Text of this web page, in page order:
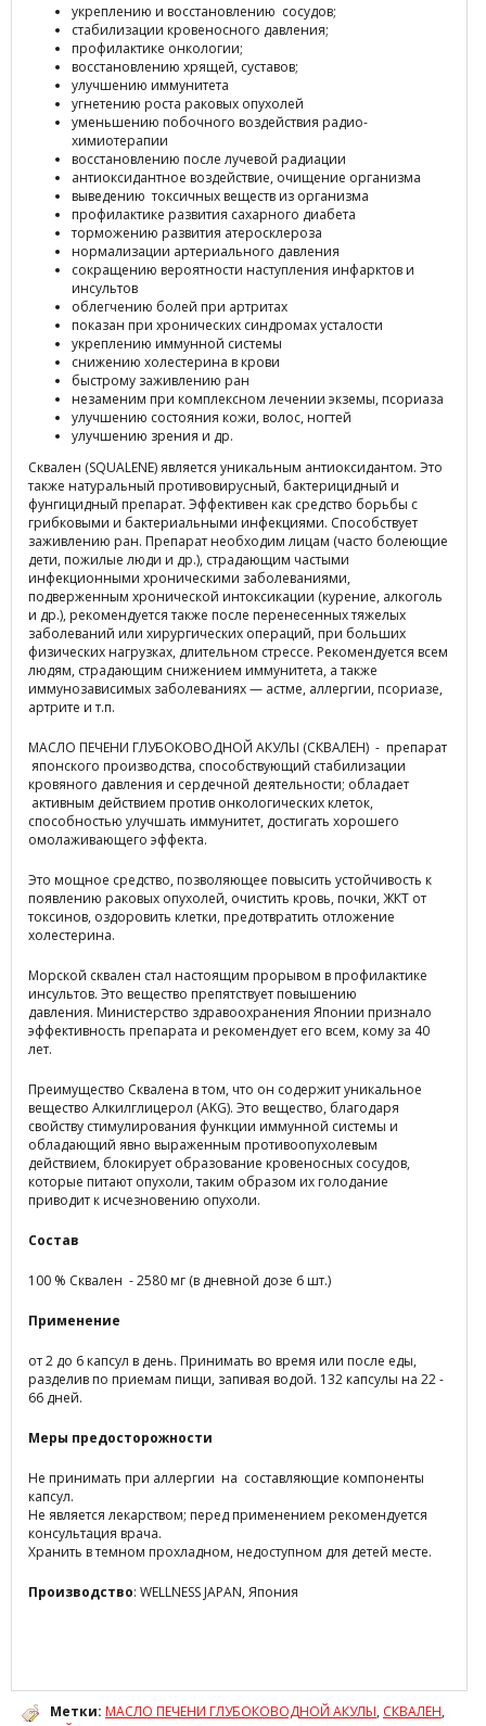
укреплению и восстановлению сосудов;
стабилизации кровеносного давления;
профилактике онкологии;
восстановлению хрящей, суставов;
улучшению иммунитета
угнетению роста раковых опухолей
уменьшению побочного воздействия радио-
химиотерапии
восстановлению после лучевой радиации
антиоксидантное воздействие, очищение организма
выведению токсичных веществ из организма
профилактике развития сахарного диабета
торможению развития атеросклероза
нормализации артериального давления
сокращению вероятности наступления инфарктов и
инсультов
облегчению болей при артритах
показан при хронических синдромах усталости
укреплению иммунной системы
снижению холестерина в крови
быстрому заживлению ран
незаменим при комплексном лечении экземы, псориаза
улучшению состояния кожи, волос, ногтей
улучшению зрения и др.
Сквален (SQUALENE) является уникальным антиоксидантом. Это
также натуральный противовирусный, бактерицидный и
фунгицидный препарат. Эффективен как средство борьбы с
грибковыми и бактериальными инфекциями. Способствует
заживлению ран. Препарат необходим лицам (часто болеющие
дети, пожилые люди и др.), страдающим частыми
инфекционными хроническими заболеваниями,
подверженным хронической интоксикации (курение, алкоголь
и др.), рекомендуется также после перенесенных тяжелых
заболеваний или хирургических операций, при больших
физических нагрузках, длительном стрессе. Рекомендуется всем
людям, страдающим снижением иммунитета, а также
иммунозависимых заболеваниях — астме, аллергии, псориазе,
артрите и т.п.
МАСЛО ПЕЧЕНИ ГЛУБОКОВОДНОЙ АКУЛЫ (СКВАЛЕН) - препарат
японского производства, способствующий стабилизации
кровяного давления и сердечной деятельности; обладает
активным действием против онкологических клеток,
способностью улучшать иммунитет, достигать хорошего
омолаживающего эффекта.
Это мощное средство, позволяющее повысить устойчивость к
появлению раковых опухолей, очистить кровь, почки, ЖКТ от
токсинов, оздоровить клетки, предотвратить отложение
холестерина.
Морской сквален стал настоящим прорывом в профилактике
инсультов. Это вещество препятствует повышению
давления. Министерство здравоохранения Японии признало
эффективность препарата и рекомендует его всем, кому за 40
лет.
Преимущество Сквалена в том, что он содержит уникальное
вещество Алкилглицерол (AKG). Это вещество, благодаря
свойству стимулирования функции иммунной системы и
обладающий явно выраженным противоопухолевым
действием, блокирует образование кровеносных сосудов,
которые питают опухоли, таким образом их голодание
приводит к исчезновению опухоли.
Состав
100 % Сквален - 2580 мг (в дневной дозе 6 шт.)
Применение
от 2 до 6 капсул в день. Принимать во время или после еды,
разделив по приемам пищи, запивая водой. 132 капсулы на 22 -
66 дней.
Меры предосторожности
Не принимать при аллергии на составляющие компоненты
капсул.
Не является лекарством; перед применением рекомендуется
консультация врача.
Хранить в темном прохладном, недоступном для детей месте.
Производство: WELLNESS JAPAN, Япония
Метки: МАСЛО ПЕЧЕНИ ГЛУБОКОВОДНОЙ АКУЛЫ, СКВАЛЕН,